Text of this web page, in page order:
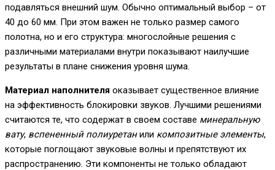
подавляться внешний шум. Обычно оптимальный выбор – от
40 до 60 мм. При этом важен не только размер самого
полотна, но и его структура: многослойные решения с
различными материалами внутри показывают наилучшие
результаты в плане снижения уровня шума.
Материал наполнителя оказывает существенное влияние
на эффективность блокировки звуков. Лучшими решениями
считаются те, что содержат в своем составе минеральную
вату, вспененный полиуретанили композитные элементы,
которые поглощают звуковые волны и препятствуют их
распространению. Эти компоненты не только обладают